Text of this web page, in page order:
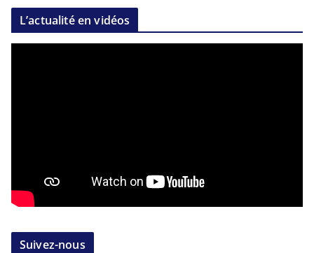
L’actualité en vidéos
Suivez-nous